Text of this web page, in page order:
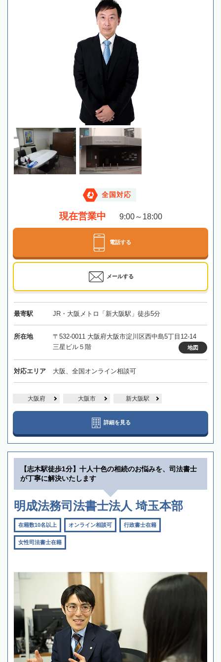
全国対応
現在営業中 9:00～18:00
電話する
メールする
最寄駅 JR・大阪メトロ「新大阪駅」徒歩5分
所在地
〒532-0011 大阪府大阪市淀川区西中島5丁目12-14
三星ビル５階
地図
対応エリア 大阪、全国オンライン相談可
大阪府 大阪市 新大阪駅
詳細を見る
【志木駅徒歩1分】十人十色の相続のお悩みを、司法書士
が丁寧に解決いたします
明成法務司法書士法人 埼玉本部
在籍数10名以上 オンライン相談可 行政書士在籍
女性司法書士在籍